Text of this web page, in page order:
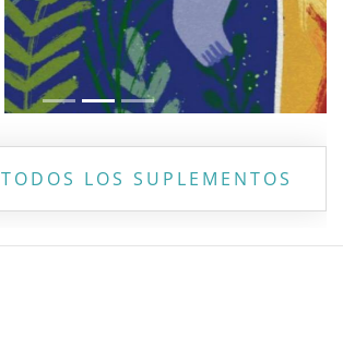
TODOS LOS SUPLEMENTOS